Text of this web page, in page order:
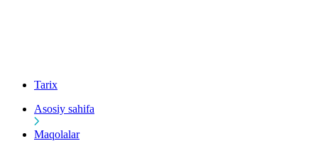
Tarix
Asosiy sahifa
Maqolalar